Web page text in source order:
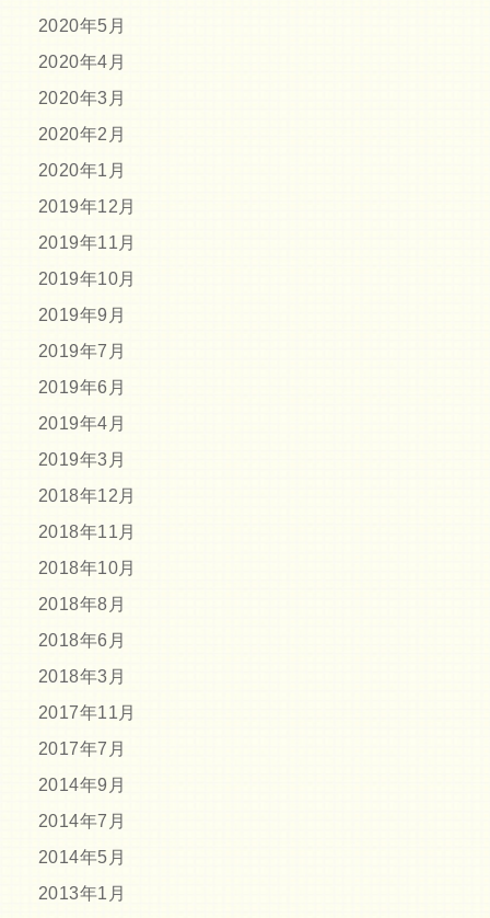
2020年5月
2020年4月
2020年3月
2020年2月
2020年1月
2019年12月
2019年11月
2019年10月
2019年9月
2019年7月
2019年6月
2019年4月
2019年3月
2018年12月
2018年11月
2018年10月
2018年8月
2018年6月
2018年3月
2017年11月
2017年7月
2014年9月
2014年7月
2014年5月
2013年1月